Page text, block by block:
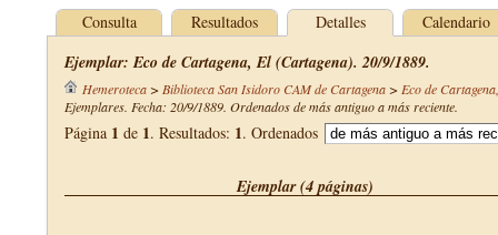
Consulta Resultados Detalles Calendario
Ejemplar: Eco de Cartagena, El (Cartagena). 20/9/1889.
Hemeroteca> Biblioteca San Isidoro CAM de Cartagena> Eco de
Ejemplares. Fecha: 20/9/1889. Ordenados de más antiguo a más reciente.
Página 1 de 1. Resultados: 1. Ordenados
Ejemplar (4 páginas)